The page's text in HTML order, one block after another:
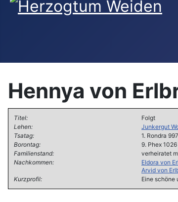
Hennya von
Titel:
Folgt
Lehen:
Junkergut
Tsatag:
1. Rondra
Borontag:
9. Phex
Familienstand:
verheiratet
Nachkommen:
Eldora von
Arvid von
Kurzprofil:
Eine schöne